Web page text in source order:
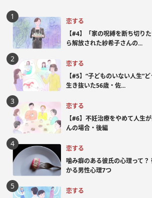
恋する
【#4】「家の呪縛を断ち切り
ら解放された紗希子さんの...
恋する
【#5】“子どものいない人生”
生き抜いた56歳・佐...
恋する
【#6】不妊治療をやめて人生
んの場合・後編
恋する
噛み癖のある彼氏の心理って
かる男性心理7つ
恋する